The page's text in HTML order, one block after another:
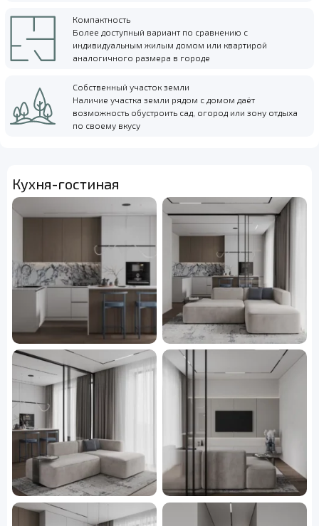
Компактность
Более доступный вариант по сравнению с
индивидуальным жилым домом или квартирой
аналогичного размера в городе
Собственный участок земли
Наличие участка земли рядом с домом даёт
возможность обустроить сад, огород или зону отдыха
по своему вкусу
Кухня-гостиная